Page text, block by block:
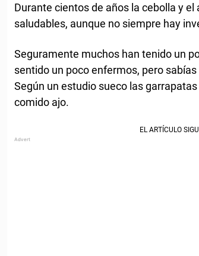
Durante cientos de años la cebolla y
saludables, aunque no siempre hay
Seguramente muchos han tenido un
sentido un poco enfermos, pero
Según un estudio sueco las
comido ajo.